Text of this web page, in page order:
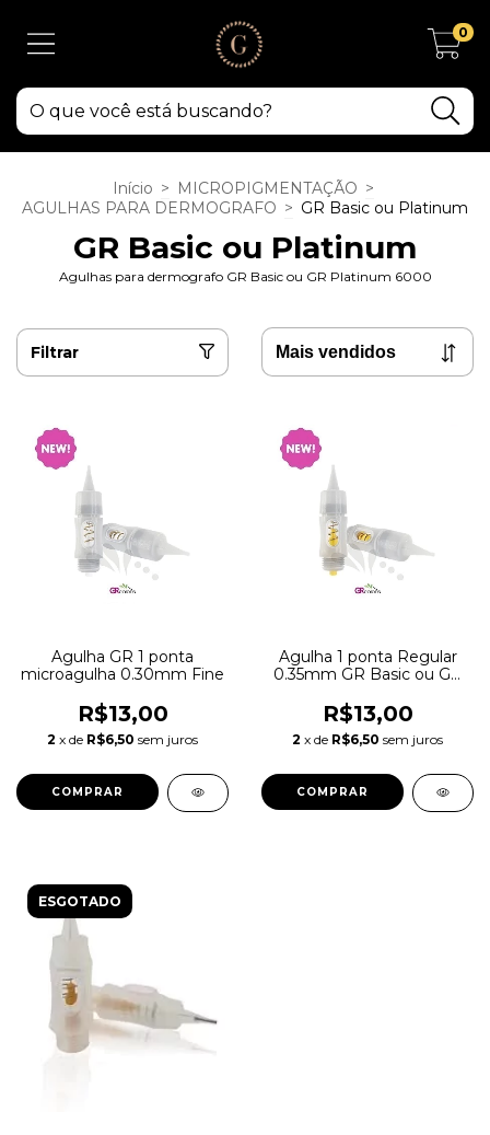
0
Início > MICROPIGMENTAÇÃO >
AGULHAS PARA DERMOGRAFO > GR Basic ou Platinum
GR Basic ou Platinum
Agulhas para dermografo GR Basic ou GR Platinum 6000
Filtrar
Agulha GR 1 ponta
microagulha 0.30mm Fine
R$13,00
2 x de R$6,50 sem juros
Agulha 1 ponta Regular
0.35mm GR Basic ou GR
R$13,00
2 x de R$6,50 sem juros
ESGOTADO